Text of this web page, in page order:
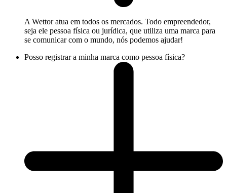
A Wettor atua em todos os mercados. Todo empreendedor,
seja ele pessoa física ou jurídica, que utiliza uma marca para
se comunicar com o mundo, nós podemos ajudar!
Posso registrar a minha marca como pessoa física?